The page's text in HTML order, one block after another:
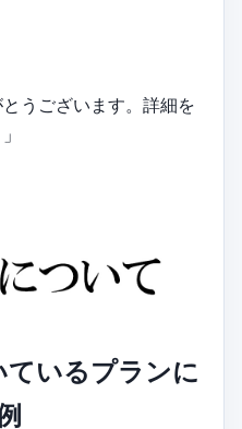
うございます。詳細を
ているプランに